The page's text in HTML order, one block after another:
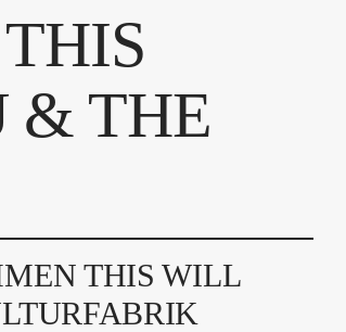
& THE
THIS WILL